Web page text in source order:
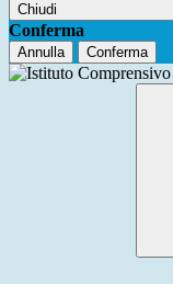
Chiudi
Conferma
Annulla Conferma